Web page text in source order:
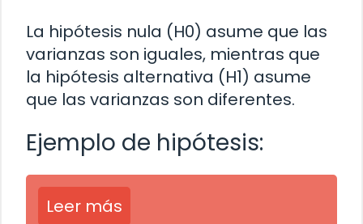
La hipótesis nula (H0) asume que las
varianzas son iguales, mientras que
la hipótesis alternativa (H1) asume
que las varianzas son diferentes.
Ejemplo de hipótesis:
Leer más